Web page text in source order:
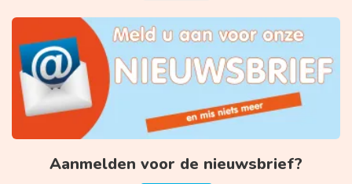
Aanmelden voor de nieuwsbrief?